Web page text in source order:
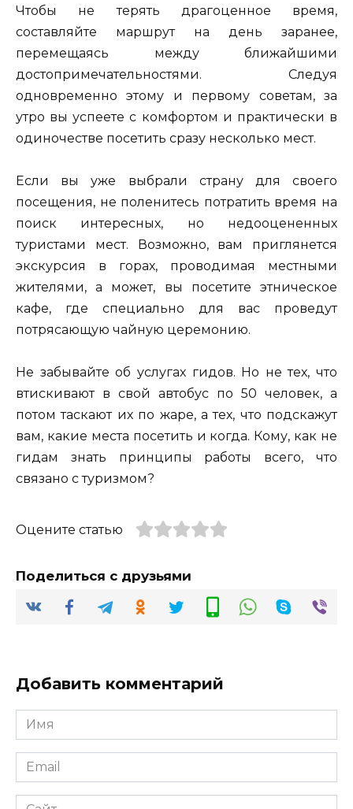
Чтобы не терять драгоценное время,
составляйте маршрут на день заранее,
перемещаясь между ближайшими
достопримечательностями. Следуя
одновременно этому и первому советам, за
утро вы успеете с комфортом и практически в
одиночестве посетить сразу несколько мест.
Если вы уже выбрали страну для своего
посещения, не поленитесь потратить время на
поиск интересных, но недооцененных
туристами мест. Возможно, вам приглянется
экскурсия в горах, проводимая местными
жителями, а может, вы посетите этническое
кафе, где специально для вас проведут
потрясающую чайную церемонию.
Не забывайте об услугах гидов. Но не тех, что
втискивают в свой автобус по 50 человек, а
потом таскают их по жаре, а тех, что подскажут
вам, какие места посетить и когда. Кому, как не
гидам знать принципы работы всего, что
связано с туризмом?
Оцените статью
Поделиться с друзьями
Добавить комментарий
Имя
*
Email
*
Сайт